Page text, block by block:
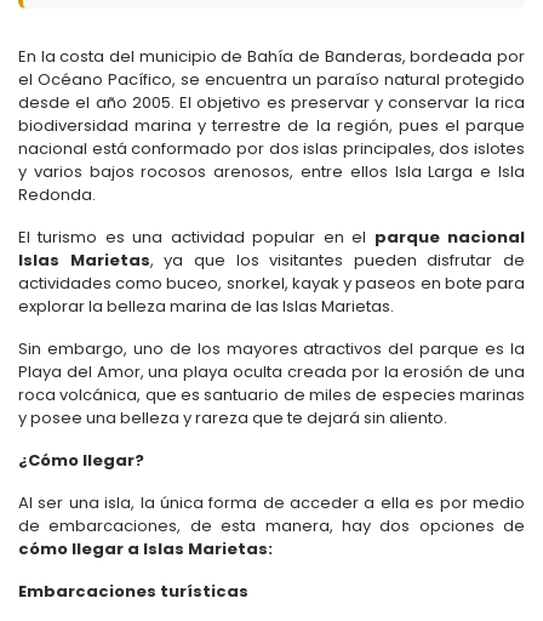
En la costa del municipio de Bahía de Banderas, bordeada por
el Océano Pacífico, se encuentra un paraíso natural protegido
desde el año 2005. El objetivo es preservar y conservar la rica
biodiversidad marina y terrestre de la región, pues el parque
nacional está conformado por dos islas principales, dos islotes
y varios bajos rocosos arenosos, entre ellos Isla Larga e Isla
Redonda.
El turismo es una actividad popular en el parque nacional
Islas Marietas, ya que los visitantes pueden disfrutar de
actividades como buceo, snorkel, kayak y paseos en bote para
explorar la belleza marina de las Islas Marietas.
Sin embargo, uno de los mayores atractivos del parque es la
Playa del Amor, una playa oculta creada por la erosión de una
roca volcánica, que es santuario de miles de especies marinas
y posee una belleza y rareza que te dejará sin aliento.
¿Cómo llegar?
Al ser una isla, la única forma de acceder a ella es por medio
de embarcaciones, de esta manera, hay dos opciones de
cómo llegar a Islas Marietas:
Embarcaciones turísticas